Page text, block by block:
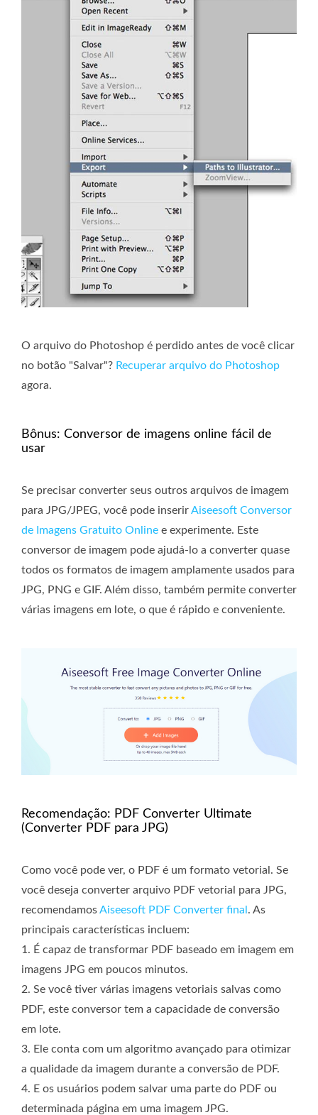
O arquivo do Photoshop é perdido antes de você clicar
no botão "Salvar"? Recuperar arquivo do Photoshop
agora.
Bônus: Conversor de imagens online fácil de
usar
Se precisar converter seus outros arquivos de imagem
para JPG/JPEG, você pode inserirAiseesoft Conversor
de Imagens Gratuito Online e experimente. Este
conversor de imagem pode ajudá-lo a converter quase
todos os formatos de imagem amplamente usados ​​para
JPG, PNG e GIF. Além disso, também permite converter
várias imagens em lote, o que é rápido e conveniente.
Recomendação: PDF Converter Ultimate
(Converter PDF para JPG)
Como você pode ver, o PDF é um formato vetorial. Se
você deseja converter arquivo PDF vetorial para JPG,
recomendamosAiseesoft PDF Converter final . As
principais características incluem:
1. É capaz de transformar PDF baseado em imagem em
imagens JPG em poucos minutos.
2. Se você tiver várias imagens vetoriais salvas como
PDF, este conversor tem a capacidade de conversão
em lote.
3. Ele conta com um algoritmo avançado para otimizar
a qualidade da imagem durante a conversão de PDF.
4. E os usuários podem salvar uma parte do PDF ou
determinada página em uma imagem JPG.